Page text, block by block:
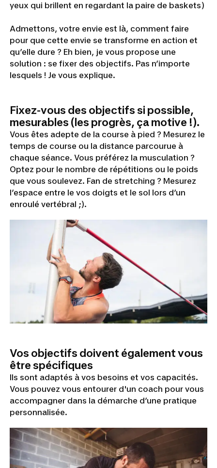
yeux qui brillent en regardant la paire de baskets)
Admettons, votre envie est là, comment faire
pour que cette envie se transforme en action et
qu’elle dure ? Eh bien, je vous propose une
solution : se fixer des objectifs. Pas n’importe
lesquels ! Je vous explique.
Fixez-vous des objectifs si possible,
mesurables (les progrès, ça motive !).
Vous êtes adepte de la course à pied ? Mesurez le
temps de course ou la distance parcourue à
chaque séance. Vous préférez la musculation ?
Optez pour le nombre de répétitions ou le poids
que vous soulevez. Fan de stretching ? Mesurez
l’espace entre le vos doigts et le sol lors d’un
enroulé vertébral ;).
Vos objectifs doivent également vous
être spécifiques
Ils sont adaptés à vos besoins et vos capacités.
Vous pouvez vous entourer d'un coach pour vous
accompagner dans la démarche d’une pratique
personnalisée.